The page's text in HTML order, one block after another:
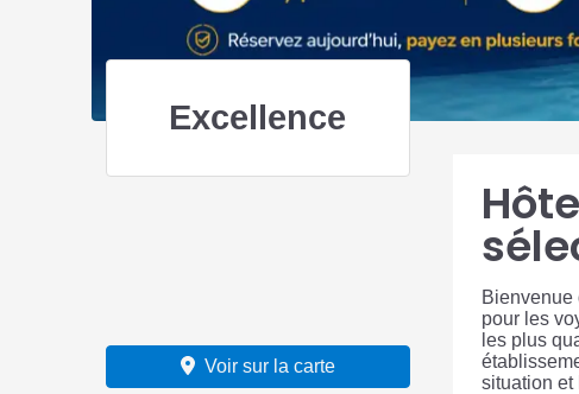
Bienvenue
pour les
les plus
situation et
Excellence
Voir sur la carte